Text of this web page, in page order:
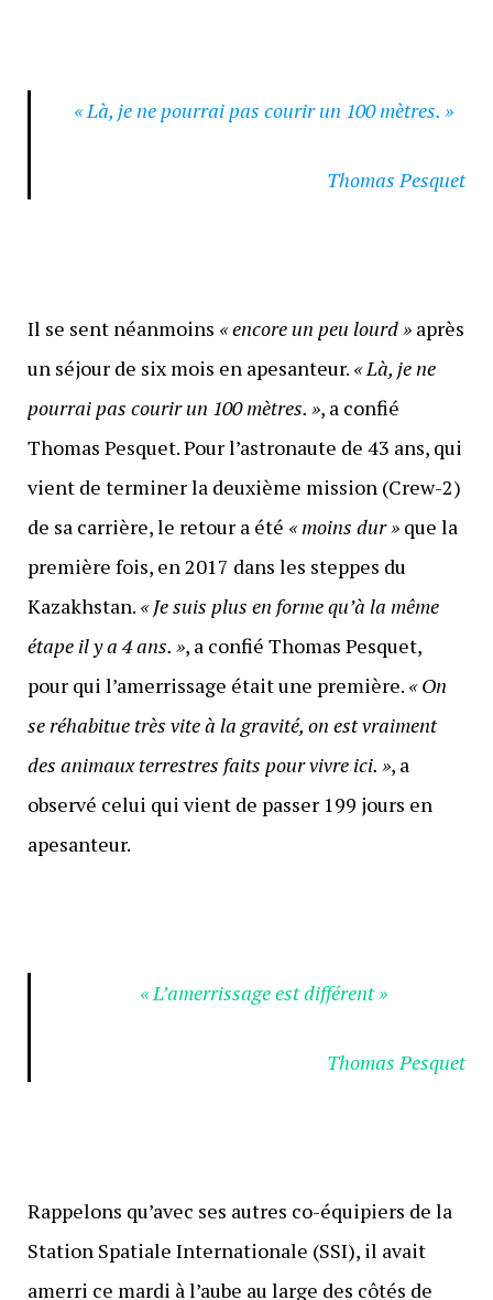
« Là, je ne pourrai pas courir un 100 mètres. »
Thomas Pesquet
Il se sent néanmoins « encore un peu lourd »après
un séjour de six mois en apesanteur. « Là, je ne
pourrai pas courir un 100 mètres. », a confié
Thomas Pesquet. Pour l’astronaute de 43 ans, qui
vient de terminer la deuxième mission (Crew-2)
de sa carrière, le retour a été « moins dur »que la
première fois, en 2017 dans les steppes du
Kazakhstan. « Je suis plus en forme qu’à la même
étape il y a 4 ans. », a confié Thomas Pesquet,
pour qui l’amerrissage était une première. « On
se réhabitue très vite à la gravité, on est vraiment
des animaux terrestres faits pour vivre ici. », a
observé celui qui vient de passer 199 jours en
apesanteur.
« L’amerrissage est différent»
Thomas Pesquet
Rappelons qu’avec ses autres co-équipiers de la
Station Spatiale Internationale (SSI), il avait
amerri ce mardi à l’aube au large des côtés de